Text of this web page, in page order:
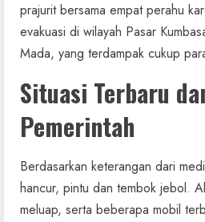
prajurit bersama empat perahu
evakuasi di wilayah Pasar
Mada, yang terdampak cukup
Situasi Terbaru
Pemerintah
Berdasarkan keterangan dari
hancur, pintu dan tembok jebol.
meluap, serta beberapa mobil